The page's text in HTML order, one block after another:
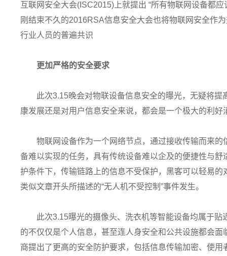
互联网安全大会(ISC2015)上就提出 “所有物联网设备都
刚结束不久的2016RSA信息安全大会也将物联网安全作
行业人员的普遍共识
更加严格的安全要求
此次3.15晚会对物联设备信息安全的曝光，无疑将
康发展还是对用户信息安全来说，都会是一个极大的利好
物联网设备作为一个网络节点，通过接收传输而来
备难以实现的任务，具有传统设备难以企及的便捷性与
护条件下，传输链路上的信息不受保护，黑客可以轻易
类似文章开头所描述的“无人机不受控制”事件发生。
此次3.15曝光的摄像头、洗衣机等智能设备均属于
的不仅仅是个人信息，甚至连人身安全和公共设施都会
商提出了更高的安全防护要求，包括信息传输加密、使